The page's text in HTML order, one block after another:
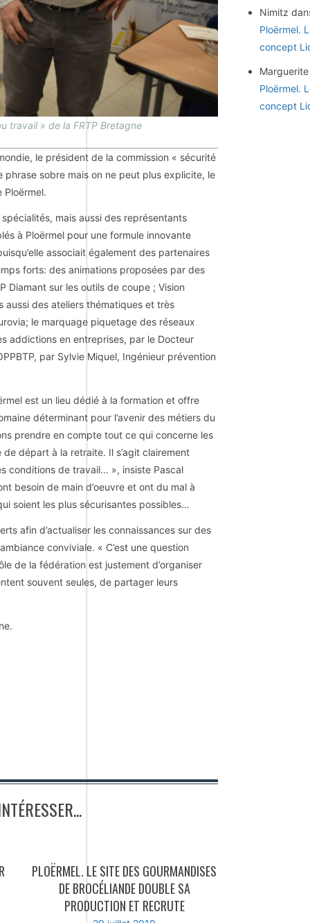
travail » de la FRTP Bretagne
le président de la commission « sécurité
phrase sobre mais on ne peut plus explicite, le
Ploërmel.
mais aussi des représentants
à Ploërmel pour une formule innovante
associait également des partenaires
forts: des animations proposées par des
Diamant sur les outils de coupe ; Vision
aussi des ateliers thématiques et très
le marquage piquetage des réseaux
addictions en entreprises, par le Docteur
par Sylvie Miquel, Ingénieur prévention
est un lieu dédié à la formation et offre
déterminant pour l’avenir des métiers du
prendre en compte tout ce qui concerne les
de départ à la retraite. Il s’agit clairement
conditions de travail… », insiste Pascal
besoin de main d’oeuvre et ont du mal à
soient les plus sécurisantes possibles…
afin d’actualiser les connaissances sur des
conviviale. « C’est une question
de la fédération est justement d’organiser
souvent seules, de partager leurs
PLOËRMEL. LE SITE DES GOURMANDISES
DE BROCÉLIANDE DOUBLE SA
PRODUCTION ET RECRUTE
Nimitz
Ploërmel.
concept
Marguerite
Ploërmel.
concept